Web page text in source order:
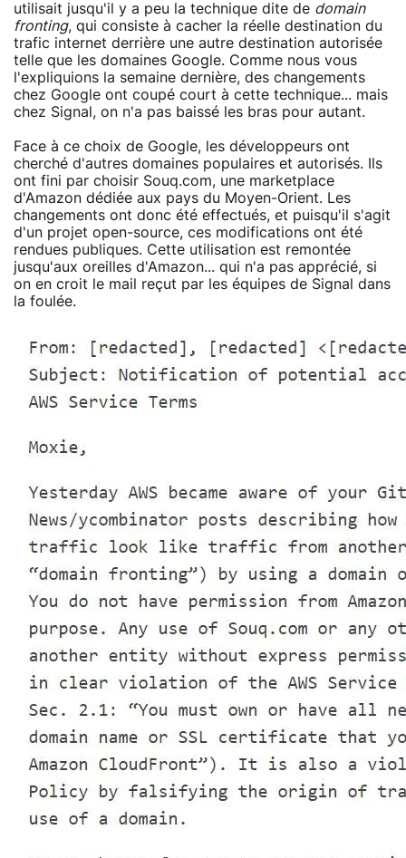
utilisait jusqu'il y a peu la technique dite de domain
fronting, qui consiste à cacher la réelle destination du
trafic internet derrière une autre destination autorisée
telle que les domaines Google. Comme nous vous
l'expliquions la semaine dernière, des changements
chez Google ont coupé court à cette technique... mais
chez Signal, on n'a pas baissé les bras pour autant.
Face à ce choix de Google, les développeurs ont
cherché d'autres domaines populaires et autorisés. Ils
ont fini par choisir Souq.com, une marketplace
d'Amazon dédiée aux pays du Moyen-Orient. Les
changements ont donc été effectués, et puisqu'il s'agit
d'un projet open-source, ces modifications ont été
rendues publiques. Cette utilisation est remontée
jusqu'aux oreilles d'Amazon... qui n'a pas apprécié, si
on en croit le mail reçut par les équipes de Signal dans
la foulée.